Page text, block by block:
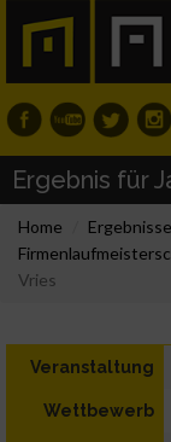
Ergebnis für
Home Ergebnisse
Vries
Veranstaltung
Wettbewerb